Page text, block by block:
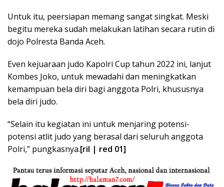
Untuk itu, peersiapan memang sangat singkat. Meski
begitu mereka sudah melakukan latihan secara rutin di
dojo Polresta Banda Aceh.
Even kejuaraan judo Kapolri Cup tahun 2022 ini, lanjut
Kombes Joko, untuk mewadahi dan meningkatkan
kemampuan bela diri bagi anggota Polri, khususnya
bela diri judo.
“Selain itu kegiatan ini untuk menjaring potensi-
potensi atlit judo yang berasal dari seluruh anggota
Polri,” pungkasnya.[ril | red 01]